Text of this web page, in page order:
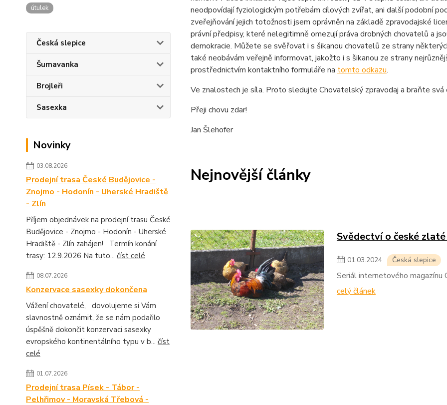
útulek
Česká slepice
Šumavanka
Brojleři
Sasexka
Novinky
03.08.2026
Prodejní trasa České Budějovice -
Znojmo - Hodonín - Uherské Hradiště
- Zlín
Příjem objednávek na prodejní trasu České
Budějovice - Znojmo - Hodonín - Uherské
Hradiště - Zlín zahájen! Termín konání
trasy: 12.9.2026 Na tuto... číst celé
08.07.2026
Konzervace sasexky dokončena
Vážení chovatelé, dovolujeme si Vám
slavnostně oznámit, že se nám podařilo
úspěšně dokončit konzervaci sasexky
evropského kontinentálního typu v b... číst
celé
01.07.2026
Prodejní trasa Písek - Tábor -
Pelhřimov - Moravská Třebová -
neodpovídají fyziologickým potřebám cílových zvířat, ani další podobní
zveřejňování jejich totožnosti jsem oprávněn na základě zpravodajské
právní předpisy, které nelegitimně omezují práva drobných chovatelů a
demokracie. Můžete se svěřovat i s šikanou chovatelů ze strany
také neobávám veřejně informovat, jakožto i s šikanou ze strany
prostřednictvím kontaktního formuláře na tomto odkazu.
Ve znalostech je síla. Proto sledujte Chovatelský zpravodaj a braňte svá
Přeji chovu zdar!
Jan Šlehofer
Nejnovější články
Svědectví o české
01.03.2024 Česká slepice
Seriál internetového magazínu
celý článek